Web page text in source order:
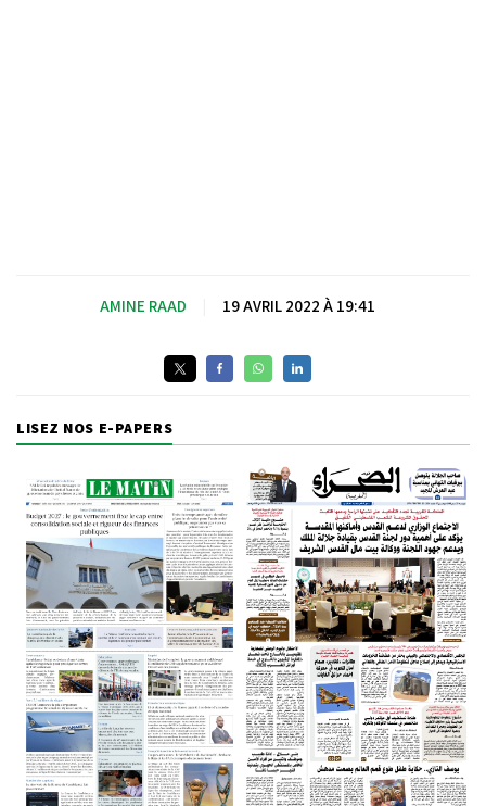
AMINE RAAD 19 AVRIL 2022 À 19:41
LISEZ NOS E-PAPERS